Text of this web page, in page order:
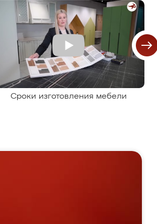
Сроки изготовления мебели